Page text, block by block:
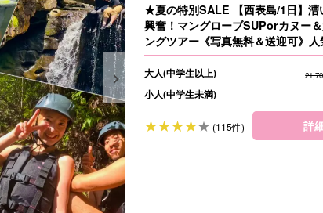
★夏の特別SALE 【西表島/1日】漕
興奮！マングローブSUPorカヌー
ングツアー《写真無料＆送迎可》
☆（No.97）
大人(中学生以上)
小人(中学生未満)
(115件) 詳